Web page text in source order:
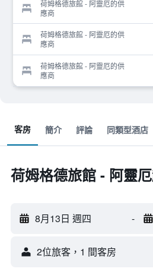
荷姆格德旅館 - 阿靈厄的供
應商
荷姆格德旅館 - 阿靈厄的供
應商
荷姆格德旅館 - 阿靈厄的供
應商
客房 簡介 評論 同類型酒店
荷姆格德旅館 - 阿靈
8月13日 週四 -
2位旅客，1 間客房